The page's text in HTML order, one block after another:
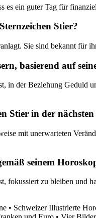
es ein guter Tag für
Stier?
Sie sind bekannt für
basierend auf
in der Beziehung Geduld
Stier in der
mit unerwarteten
seinem
fokussiert zu bleiben und
• Schweizer Illustrierte